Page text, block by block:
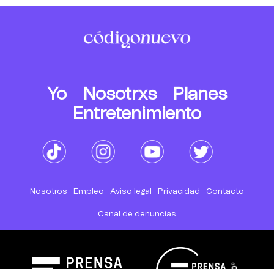
Yo Nosotrxs
Planes
Entretenimiento
Nosotros Empleo Aviso legal Privacidad Contacto
Canal de denuncias